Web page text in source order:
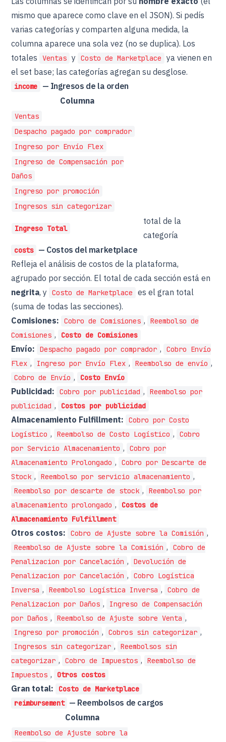
mismo que aparece como clave en el JSON). Si pedís
varias categorías y comparten alguna medida, la
columna aparece una sola vez (no se duplica). Los
totales
Ventas y Costo de Marketplace
ya vienen en
el set base; las categorías agregan su desglose.
income
— Ingresos de la orden
Columna
Ventas
Despacho pagado por comprador
Ingreso por Envío Flex
Ingreso de Compensación por
Daños
Ingreso por promoción
Ingresos sin categorizar
Ingreso Total
total de la
categoría
costs — Costos del marketplace
Refleja el análisis de costos de la plataforma,
agrupado por sección. El total de cada sección está en
negrita, y Costo de Marketplace
es el gran total
(suma de todas las secciones).
Comisiones:
Cobro de Comisiones ,
Reembolso de
Comisiones , Costo de Comisiones
Envío: Despacho pagado por comprador ,
Cobro Envío
Flex , Ingreso por Envío Flex , Reembolso de envío ,
Cobro de Envío , Costo Envío
Publicidad: Cobro por publicidad ,
Reembolso por
publicidad , Costos por publicidad
Almacenamiento Fulfillment:
Cobro por Costo
Logístico , Reembolso de Costo Logístico ,
Cobro
por Servicio Almacenamiento ,
Cobro por
Almacenamiento Prolongado ,
Cobro por Descarte de
Stock , Reembolso por servicio almacenamiento ,
Reembolso por descarte de stock ,
Reembolso por
almacenamiento prolongado ,
Costos de
Almacenamiento Fulfillment
Otros costos: Cobro de Ajuste sobre la Comisión ,
Reembolso de Ajuste sobre la Comisión ,
Cobro de
Penalizacion por Cancelación ,
Devolución de
Penalizacion por Cancelación ,
Cobro Logística
Inversa , Reembolso Logística Inversa ,
Cobro de
Penalizacion por Daños ,
Ingreso de Compensación
por Daños , Reembolso de Ajuste sobre Venta ,
Ingreso por promoción , Cobros sin categorizar ,
Ingresos sin categorizar ,
Reembolsos sin
categorizar , Cobro de Impuestos ,
Reembolso de
Impuestos , Otros costos
Gran total:
Costo de Marketplace
reimbursement — Reembolsos de cargos
Columna
Reembolso de Ajuste sobre la